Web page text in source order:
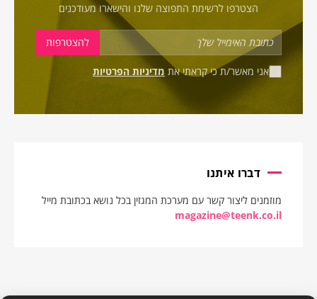
הצטרפו לרשימת התפוצה שלנו והישארו מעודכנים
אני מאשר/ת כי קראתי את מדיניות הפרטיות
דברו איתנו
מוזמנים ליצור קשר עם מערכת המגזין בכל נושא בכתובת מייל
magazine@teenk.co.il